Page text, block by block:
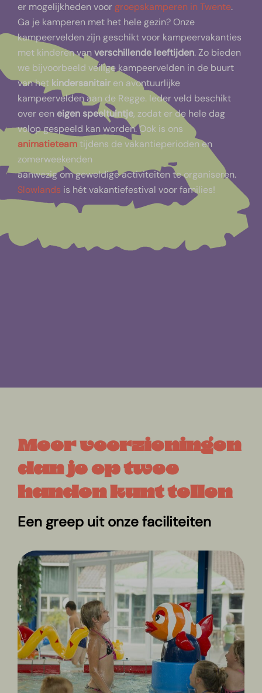
er mogelijkheden voor groepskamperen in Twente.
Ga je kamperen met het hele gezin? Onze
kampeervelden zijn geschikt voor kampeervakanties
met kinderen vanverschillende leeftijden. Zo bieden
we bijvoorbeeld veilige kampeervelden in de buurt
van het kindersanitair en avontuurlijke
kampeervelden aan de Regge. Ieder veld beschikt
over een eigen speeltuintje, zodat er de hele dag
volop gespeeld kan worden. Ook is ons
animatieteamtijdens de vakantieperioden en
zomerweekenden
aanwezig om geweldige activiteiten te organiseren.
Slowlands is hét vakantiefestival voor families!
Meer voorzieningen
dan je op twee
handen kunt tellen
Een greep uit onze faciliteiten